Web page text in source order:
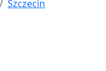
Szczecin